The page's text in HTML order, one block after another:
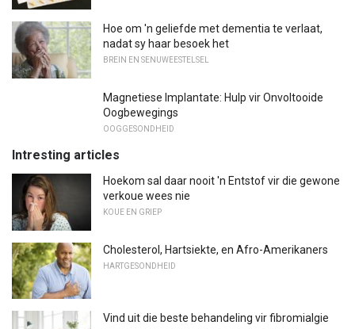
Hoe om 'n geliefde met dementia te verlaat,
nadat sy haar besoek het
BREIN EN SENUWEESTELSEL
Magnetiese Implantate: Hulp vir Onvoltooide
Oogbewegings
OOGGESONDHEID
Intresting articles
Hoekom sal daar nooit 'n Entstof vir die gewone
verkoue wees nie
KOUE EN GRIEP
Cholesterol, Hartsiekte, en Afro-Amerikaners
HARTGESONDHEID
Vind uit die beste behandeling vir fibromialgie